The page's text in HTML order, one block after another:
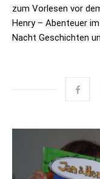
zum Vorlesen vor
Henry – Abenteuer im
Nacht Geschichten